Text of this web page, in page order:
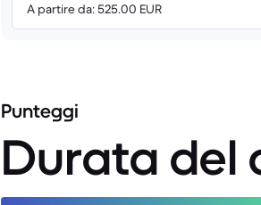
A partire da: 525.00 EUR
Punteggi
Durata del